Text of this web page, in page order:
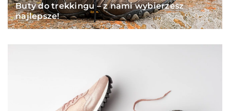
Buty do trekkingu – z nami wybierzesz
najlepsze!